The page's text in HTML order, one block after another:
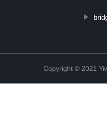
Copyright © 2021